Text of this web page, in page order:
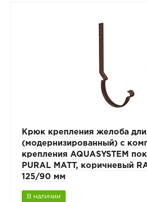
Крюк крепления желоба
(модернизированный) с
крепления AQUASYSTEM
PURAL MATT, коричневый
125/90 мм
В наличии